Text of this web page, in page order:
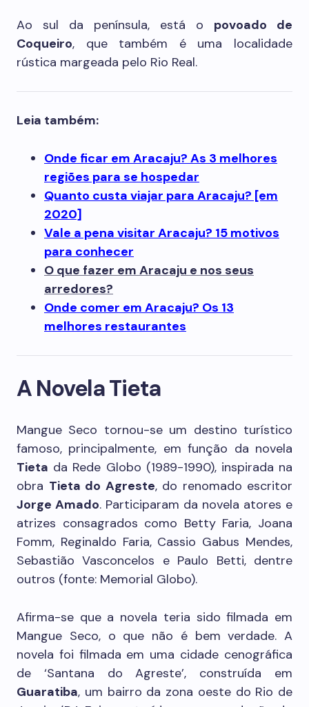
Ao sul da península, está o povoado de
Coqueiro, que também é uma localidade
rústica margeada pelo Rio Real.
Leia também:
Onde ficar em Aracaju? As 3 melhores
regiões para se hospedar
Quanto custa viajar para Aracaju? [em
2020]
Vale a pena visitar Aracaju? 15 motivos
para conhecer
O que fazer em Aracaju e nos seus
arredores?
Onde comer em Aracaju? Os 13
melhores restaurantes
A Novela Tieta
Mangue Seco tornou-se um destino turístico
famoso, principalmente, em função da novela
Tieta da Rede Globo (1989-1990), inspirada na
obra Tieta do Agreste, do renomado escritor
Jorge Amado. Participaram da novela atores e
atrizes consagrados como Betty Faria, Joana
Fomm, Reginaldo Faria, Cassio Gabus Mendes,
Sebastião Vasconcelos e Paulo Betti, dentre
outros (fonte: Memorial Globo).
Afirma-se que a novela teria sido filmada em
Mangue Seco, o que não é bem verdade. A
novela foi filmada em uma cidade cenográfica
de ‘Santana do Agreste’, construída em
Guaratiba, um bairro da zona oeste do Rio de